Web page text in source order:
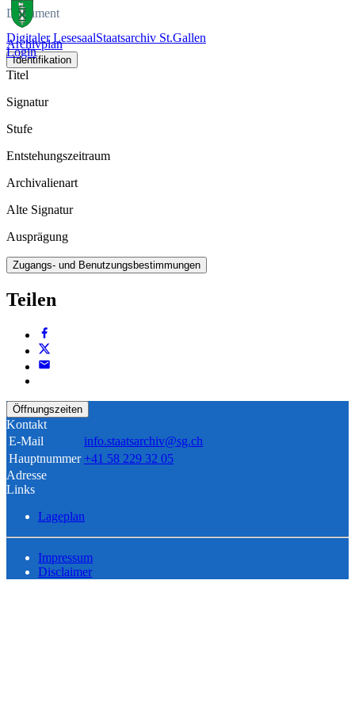
Digitaler LesesaalStaatsarchiv St.Gallen
Login
Dokument
Archivplan
Identifikation
Titel
Signatur
Stufe
Entstehungszeitraum
Archivalienart
Alte Signatur
Ausprägung
Zugangs- und Benutzungsbestimmungen
Teilen
Öffnungszeiten
Kontakt
E-Mail
info.staatsarchiv@sg.ch
Hauptnummer +41 58 229 32 05
Adresse
Links
Lageplan
Impressum
Disclaimer